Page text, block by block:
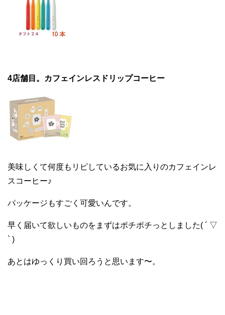
4店舗目。カフェインレスドリップコーヒー
美味しくて何度もリピしているお気に入りのカフェインレ
スコーヒー♪
パッケージもすごく可愛いんです。
早く届いて欲しいものをまずはポチポチっとしました( ´ ▽
` )
あとはゆっくり買い回ろうと思います〜。